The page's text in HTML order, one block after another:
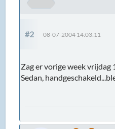
#2 08-07-2004 14:03:11
Zag er vorige week vrijdag
Sedan,